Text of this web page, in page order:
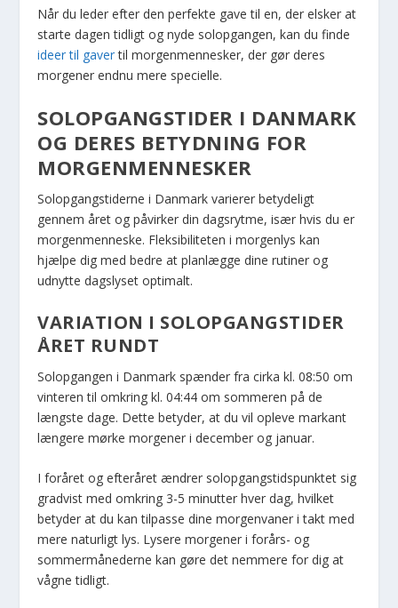
Når du leder efter den perfekte gave til en, der elsker at
starte dagen tidligt og nyde solopgangen, kan du finde
ideer til gavertil morgenmennesker, der gør deres
morgener endnu mere specielle.
SOLOPGANGSTIDER I DANMARK
OG DERES BETYDNING FOR
MORGENMENNESKER
Solopgangstiderne i Danmark varierer betydeligt
gennem året og påvirker din dagsrytme, især hvis du er
morgenmenneske. Fleksibiliteten i morgenlys kan
hjælpe dig med bedre at planlægge dine rutiner og
udnytte dagslyset optimalt.
VARIATION I SOLOPGANGSTIDER
ÅRET RUNDT
Solopgangen i Danmark spænder fra cirka kl. 08:50 om
vinteren til omkring kl. 04:44 om sommeren på de
længste dage. Dette betyder, at du vil opleve markant
længere mørke morgener i december og januar.
I foråret og efteråret ændrer solopgangstidspunktet sig
gradvist med omkring 3-5 minutter hver dag, hvilket
betyder at du kan tilpasse dine morgenvaner i takt med
mere naturligt lys. Lysere morgener i forårs- og
sommermånederne kan gøre det nemmere for dig at
vågne tidligt.